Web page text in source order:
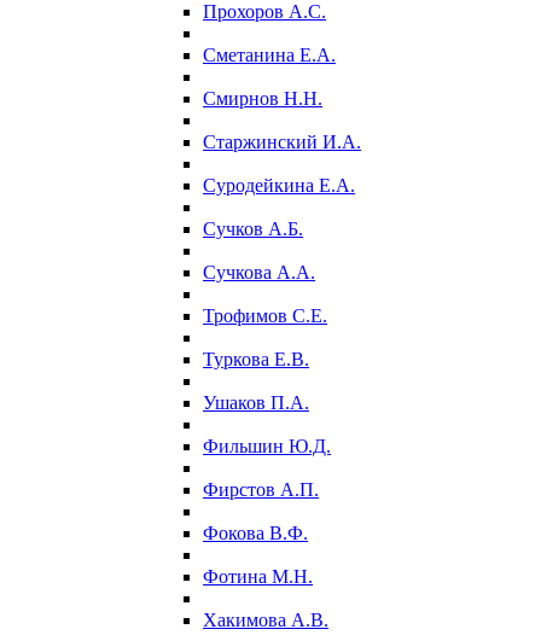
Прохоров А.С.
Сметанина Е.А.
Смирнов Н.Н.
Старжинский И.А.
Суродейкина Е.А.
Сучков А.Б.
Сучкова А.А.
Трофимов С.Е.
Туркова Е.В.
Ушаков П.А.
Фильшин Ю.Д.
Фирстов А.П.
Фокова В.Ф.
Фотина М.Н.
Хакимова А.В.